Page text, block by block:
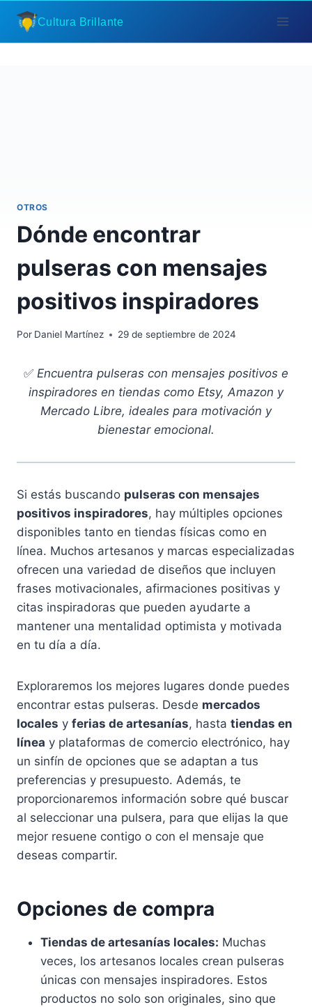
Saltar
contenido
Cultura Brillante
OTROS
Dónde encontrar
pulseras con mensajes
positivos inspiradores
Por Daniel Martínez 29 de septiembre de 2024
✅ Encuentra pulseras con mensajes positivos e
inspiradores en tiendas como Etsy, Amazon y
Mercado Libre, ideales para motivación y
bienestar emocional.
Si estás buscando pulseras con mensajes
positivos inspiradores, hay múltiples opciones
disponibles tanto en tiendas físicas como en
línea. Muchos artesanos y marcas especializadas
ofrecen una variedad de diseños que incluyen
frases motivacionales, afirmaciones positivas y
citas inspiradoras que pueden ayudarte a
mantener una mentalidad optimista y motivada
en tu día a día.
Exploraremos los mejores lugares donde puedes
encontrar estas pulseras. Desde mercados
locales y ferias de artesanías, hasta tiendas en
línea y plataformas de comercio electrónico, hay
un sinfín de opciones que se adaptan a tus
preferencias y presupuesto. Además, te
proporcionaremos información sobre qué buscar
al seleccionar una pulsera, para que elijas la que
mejor resuene contigo o con el mensaje que
deseas compartir.
Opciones de compra
Tiendas de artesanías locales: Muchas
veces, los artesanos locales crean pulseras
únicas con mensajes inspiradores. Estos
productos no solo son originales, sino que